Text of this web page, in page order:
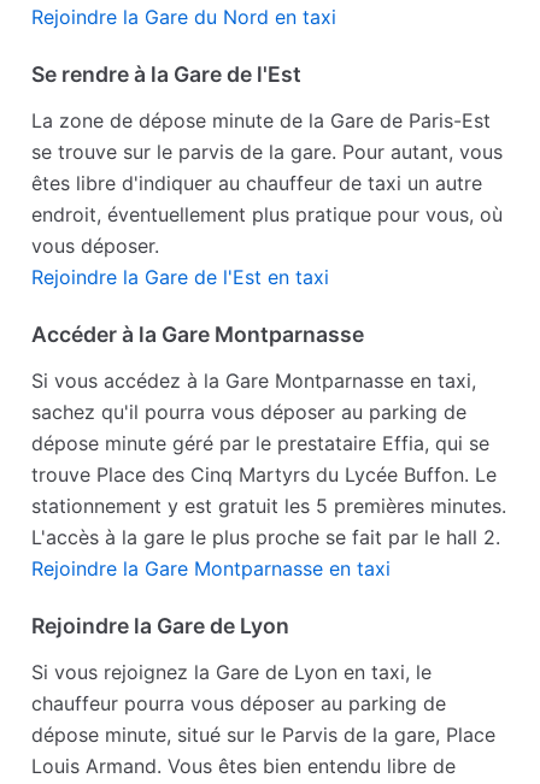
Rejoindre la Gare du Nord en taxi
Se rendre à la Gare de l'Est
La zone de dépose minute de la Gare de Paris-Est
se trouve sur le parvis de la gare. Pour autant, vous
êtes libre d'indiquer au chauffeur de taxi un autre
endroit, éventuellement plus pratique pour vous, où
vous déposer.
Rejoindre la Gare de l'Est en taxi
Accéder à la Gare Montparnasse
Si vous accédez à la Gare Montparnasse en taxi,
sachez qu'il pourra vous déposer au parking de
dépose minute géré par le prestataire Effia, qui se
trouve Place des Cinq Martyrs du Lycée Buffon. Le
stationnement y est gratuit les 5 premières minutes.
L'accès à la gare le plus proche se fait par le hall 2.
Rejoindre la Gare Montparnasse en taxi
Rejoindre la Gare de Lyon
Si vous rejoignez la Gare de Lyon en taxi, le
chauffeur pourra vous déposer au parking de
dépose minute, situé sur le Parvis de la gare, Place
Louis Armand. Vous êtes bien entendu libre de